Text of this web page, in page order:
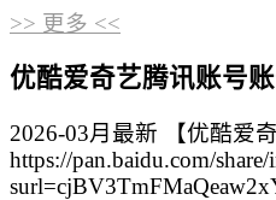
>> 更多 <<
优酷爱奇艺腾讯账号
2026-03月最新 【优酷爱
https://pan.baidu.com/share/